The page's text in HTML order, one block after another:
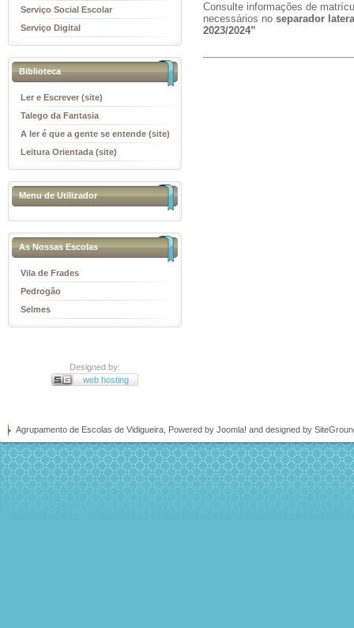
Serviço Social Escolar
Serviço Digital
Biblioteca
Ler e Escrever (site)
Talego da Fantasia
A ler é que a gente se entende (site)
Leitura Orientada (site)
Menu de Utilizador
As Nossas Escolas
Vila de Frades
Pedrogão
Selmes
Designed by:
web hosting
Consulte informações de
necessários no separador
2023/2024”
Agrupamento de Escolas de Vidigueira, Powered by Joomla! and designed by